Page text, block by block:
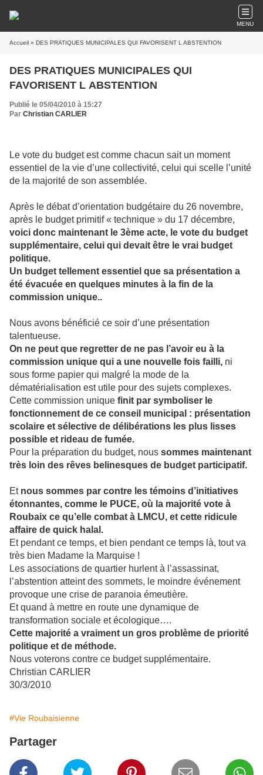
MENU
Accueil » DES PRATIQUES MUNICIPALES QUI FAVORISENT L ABSTENTION
DES PRATIQUES MUNICIPALES QUI
FAVORISENT L ABSTENTION
Publié le 05/04/2010 à 15:27
Par Christian CARLIER
Le vote du budget est comme chacun sait un moment
essentiel de la vie d’une collectivité, celui qui scelle l’unité
de la majorité de son assemblée.
Après le débat d’orientation budgétaire du 26 novembre,
après le budget primitif « technique » du 17 décembre,
voici donc maintenant le 3ème acte, le vote du budget
supplémentaire, celui qui devait être le vrai budget
politique.
Un budget tellement essentiel que sa présentation a
été évacuée en quelques minutes à la fin de la
commission unique..
Nous avons bénéficié ce soir d’une présentation
talentueuse.
On ne peut que regretter de ne pas l’avoir eu à la
commission unique qui a une nouvelle fois failli, ni
sous forme papier qui malgré la mode de la
dématérialisation est utile pour des sujets complexes.
Cette commission unique finit par symboliser le
fonctionnement de ce conseil municipal : présentation
scolaire et sélective de délibérations les plus lisses
possible et rideau de fumée.
Pour la préparation du budget, nous sommes maintenant
très loin des rêves belinesques de budget participatif.
Et nous sommes par contre les témoins d’initiatives
étonnantes, comme le PUCE, où la majorité vote à
Roubaix ce qu’elle combat à LMCU, et cette ridicule
affaire de quick halal.
Et pendant ce temps, et bien pendant ce temps là, tout va
très bien Madame la Marquise !
Les associations de quartier hurlent à l’assassinat,
l’abstention atteint des sommets, le moindre événement
provoque une crise de paranoia émeutière.
Et quand à mettre en route une dynamique de
transformation sociale et écologique….
Cette majorité a vraiment un gros problème de priorité
politique et de méthode.
Nous voterons contre ce budget supplémentaire.
Christian CARLIER
30/3/2010
#Vie Roubaisienne
Partager